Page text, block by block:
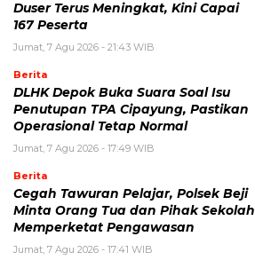
Duser Terus Meningkat, Kini Capai
167 Peserta
Jumat, 7 Agu 2026 - 21:43 WIB
Berita
DLHK Depok Buka Suara Soal Isu
Penutupan TPA Cipayung, Pastikan
Operasional Tetap Normal
Jumat, 7 Agu 2026 - 17:49 WIB
Berita
Cegah Tawuran Pelajar, Polsek Beji
Minta Orang Tua dan Pihak Sekolah
Memperketat Pengawasan
Jumat, 7 Agu 2026 - 17:41 WIB